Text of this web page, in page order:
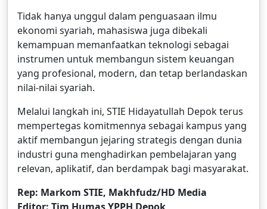
Tidak hanya unggul dalam penguasaan ilmu
ekonomi syariah, mahasiswa juga dibekali
kemampuan memanfaatkan teknologi sebagai
instrumen untuk membangun sistem keuangan
yang profesional, modern, dan tetap berlandaskan
nilai-nilai syariah.
Melalui langkah ini, STIE Hidayatullah Depok terus
mempertegas komitmennya sebagai kampus yang
aktif membangun jejaring strategis dengan dunia
industri guna menghadirkan pembelajaran yang
relevan, aplikatif, dan berdampak bagi masyarakat.
Rep: Markom STIE, Makhfudz/HD Media